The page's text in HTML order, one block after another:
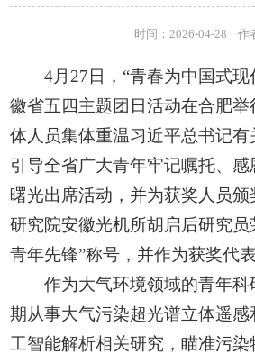
时间：2026-04-28 作
4月27日，“青春为中国式
徽省五四主题团日活动在合肥
体人员集体重温习近平总书记有
引导全省广大青年牢记嘱托、
曙光出席活动，并为获奖人员
研究院安徽光机所胡启后研究员
青年先锋”称号，并作为获奖代
作为大气环境领域的青年
期从事大气污染超光谱立体遥感
工智能解析相关研究，瞄准污